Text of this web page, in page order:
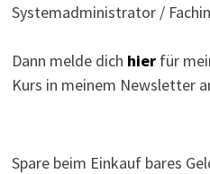
Systemadministrator /
Dann melde dich hierfür
Kurs in meinem Newsletter
Spare beim Einkauf bares